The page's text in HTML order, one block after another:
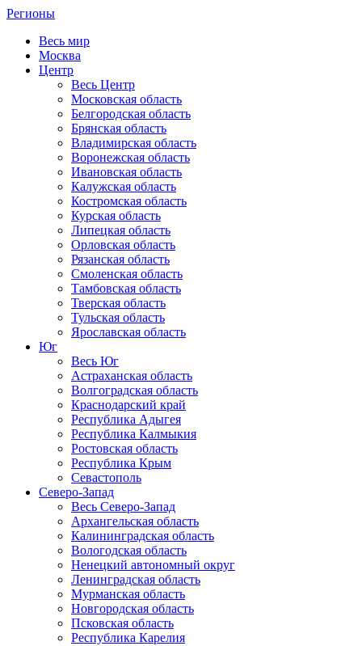
Регионы
Весь мир
Москва
Центр
Весь Центр
Московская область
Белгородская область
Брянская область
Владимирская область
Воронежская область
Ивановская область
Калужская область
Костромская область
Курская область
Липецкая область
Орловская область
Рязанская область
Смоленская область
Тамбовская область
Тверская область
Тульская область
Ярославская область
Юг
Весь Юг
Астраханская область
Волгоградская область
Краснодарский край
Республика Адыгея
Республика Калмыкия
Ростовская область
Республика Крым
Севастополь
Северо-Запад
Весь Северо-Запад
Архангельская область
Калининградская область
Вологодская область
Ненецкий автономный округ
Ленинградская область
Мурманская область
Новгородская область
Псковская область
Республика Карелия